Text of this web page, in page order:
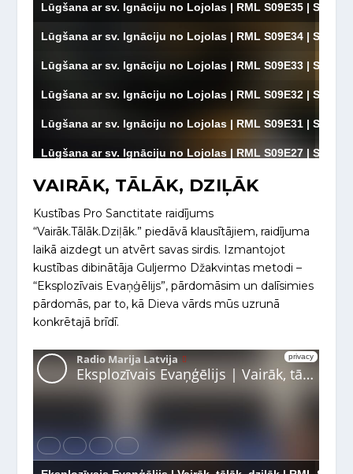
VAIRĀK, TĀLĀK, DZIĻĀK
Kustības Pro Sanctitate raidījums
“Vairāk.Tālāk.Dziļāk.” piedāvā klausītājiem, raidījuma
laikā aizdegt un atvērt savas sirdis. Izmantojot
kustības dibinātāja Guljermo Džakvintas metodi –
“Eksplozīvais Evaņģēlijs”, pārdomāsim un dalīsimies
pārdomās, par to, kā Dieva vārds mūs uzrunā
konkrētajā brīdī.